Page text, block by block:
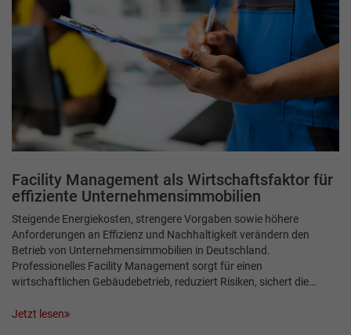
Facility Management als Wirtschaftsfaktor für
effiziente Unternehmensimmobilien
Steigende Energiekosten, strengere Vorgaben sowie höhere
Anforderungen an Effizienz und Nachhaltigkeit verändern den
Betrieb von Unternehmensimmobilien in Deutschland.
Professionelles Facility Management sorgt für einen
wirtschaftlichen Gebäudebetrieb, reduziert Risiken, sichert die…
Jetzt lesen